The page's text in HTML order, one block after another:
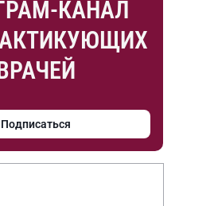
КАНАЛ
Подписаться